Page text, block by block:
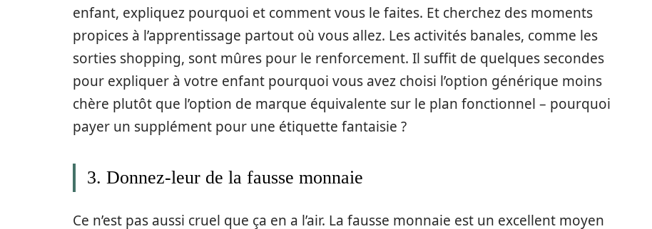
enfant, expliquez pourquoi et comment vous le faites. Et cherchez des moments
propices à l’apprentissage partout où vous allez. Les activités banales, comme les
sorties shopping, sont mûres pour le renforcement. Il suffit de quelques secondes
pour expliquer à votre enfant pourquoi vous avez choisi l’option générique moins
chère plutôt que l’option de marque équivalente sur le plan fonctionnel – pourquoi
payer un supplément pour une étiquette fantaisie ?
3. Donnez-leur de la fausse monnaie
Ce n’est pas aussi cruel que ça en a l’air. La fausse monnaie est un excellent moyen